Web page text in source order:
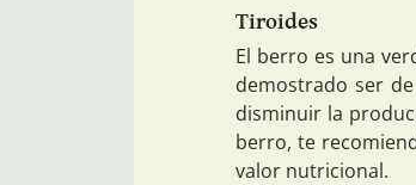
Tiroides
El berro es una
demostrado ser
disminuir la
berro, te
valor nutricional.